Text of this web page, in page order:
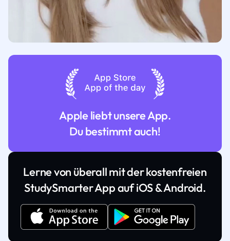
Apple liebt unsere App.
Du bestimmt auch!
Lerne von überall mit der kostenfreien
StudySmarter App auf iOS & Android.